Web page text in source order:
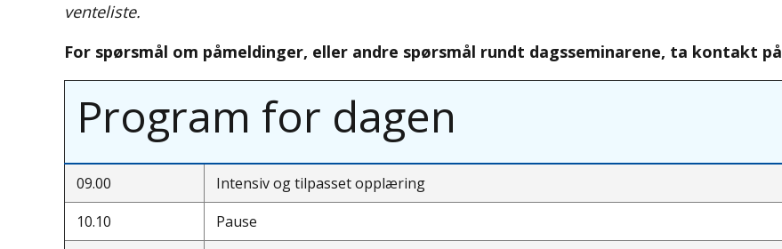
venteliste.
For spørsmål om påmeldinger, eller andre spørsmål rundt dagsseminarene, ta kontakt på
Program for dagen
09.00
Intensiv og tilpasset opplæring
10.10
Pause